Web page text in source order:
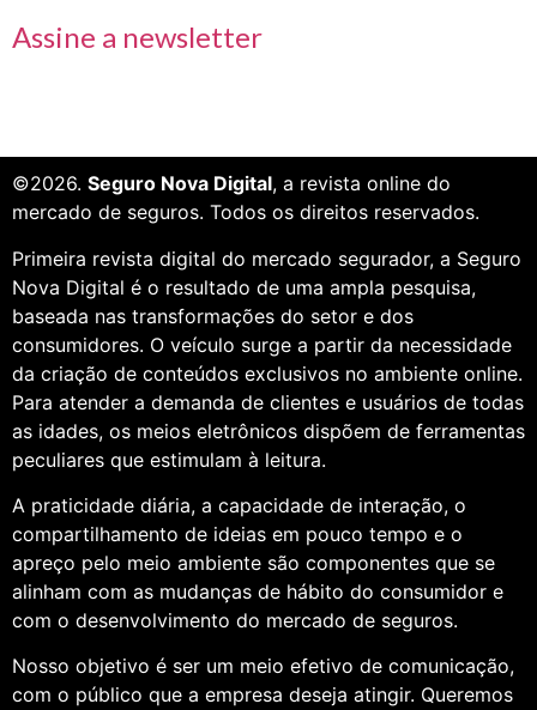
Assine a newsletter
©2026. Seguro Nova Digital, a revista online do
mercado de seguros. Todos os direitos reservados.
Primeira revista digital do mercado segurador, a Seguro
Nova Digital é o resultado de uma ampla pesquisa,
baseada nas transformações do setor e dos
consumidores. O veículo surge a partir da necessidade
da criação de conteúdos exclusivos no ambiente online.
Para atender a demanda de clientes e usuários de todas
as idades, os meios eletrônicos dispõem de ferramentas
peculiares que estimulam à leitura.
A praticidade diária, a capacidade de interação, o
compartilhamento de ideias em pouco tempo e o
apreço pelo meio ambiente são componentes que se
alinham com as mudanças de hábito do consumidor e
com o desenvolvimento do mercado de seguros.
Nosso objetivo é ser um meio efetivo de comunicação,
com o público que a empresa deseja atingir. Queremos